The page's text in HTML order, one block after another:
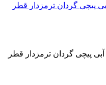
پیچی گردان ترمزدار قطر